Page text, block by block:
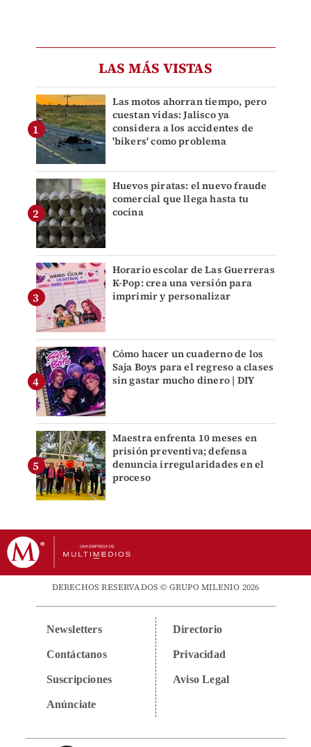
LAS MÁS VISTAS
Las motos ahorran tiempo, pero
cuestan vidas: Jalisco ya
considera a los accidentes de
'bikers' como problema
Huevos piratas: el nuevo fraude
comercial que llega hasta tu
cocina
Horario escolar de Las Guerreras
K-Pop: crea una versión para
imprimir y personalizar
Cómo hacer un cuaderno de los
Saja Boys para el regreso a clases
sin gastar mucho dinero | DIY
Maestra enfrenta 10 meses en
prisión preventiva; defensa
denuncia irregularidades en el
proceso
DERECHOS RESERVADOS © GRUPO MILENIO 2026
Newsletters
Contáctanos
Suscripciones
Anúnciate
Directorio
Privacidad
Aviso Legal